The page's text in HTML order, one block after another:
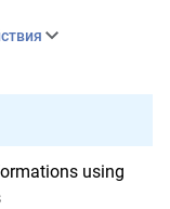
using